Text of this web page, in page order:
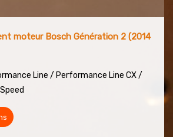
moteur Bosch Génération 2 (2014
Line / Performance Line CX /